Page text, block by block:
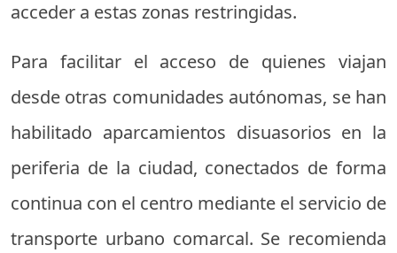
acceder a estas zonas restringidas.
Para facilitar el acceso de quienes viajan
desde otras comunidades autónomas, se han
habilitado aparcamientos disuasorios en la
periferia de la ciudad, conectados de forma
continua con el centro mediante el servicio de
transporte urbano comarcal. Se recomienda